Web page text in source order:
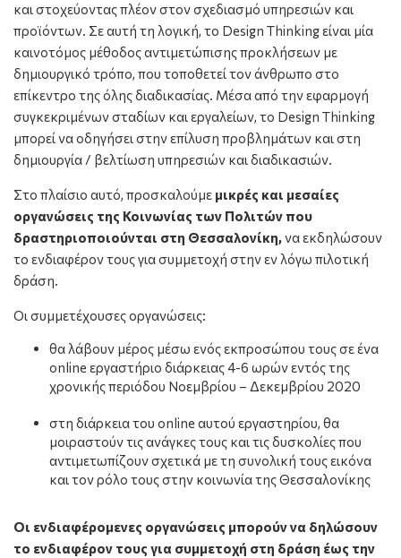
και στοχεύοντας πλέον στον σχεδιασμό υπηρεσιών και
προϊόντων. Σε αυτή τη λογική, το Design Thinking είναι μία
καινοτόμος μέθοδος αντιμετώπισης προκλήσεων με
δημιουργικό τρόπο, που τοποθετεί τον άνθρωπο στο
επίκεντρο της όλης διαδικασίας. Μέσα από την εφαρμογή
συγκεκριμένων σταδίων και εργαλείων, το Design Thinking
μπορεί να οδηγήσει στην επίλυση προβλημάτων και στη
δημιουργία / βελτίωση υπηρεσιών και διαδικασιών.
Στο πλαίσιο αυτό, προσκαλούμε μικρές και μεσαίες
οργανώσεις της Κοινωνίας των Πολιτών που
δραστηριοποιούνται στη Θεσσαλονίκη,να εκδηλώσουν
το ενδιαφέρον τους για συμμετοχή στην εν λόγω πιλοτική
δράση.
Οι συμμετέχουσες οργανώσεις:
θα λάβουν μέρος μέσω ενός εκπροσώπου τους σε ένα
online εργαστήριο διάρκειας 4-6 ωρών εντός της
χρονικής περιόδου Νοεμβρίου – Δεκεμβρίου 2020
στη διάρκεια του online αυτού εργαστηρίου, θα
μοιραστούν τις ανάγκες τους και τις δυσκολίες που
αντιμετωπίζουν σχετικά με τη συνολική τους εικόνα
και τον ρόλο τους στην κοινωνία της Θεσσαλονίκης
Οι ενδιαφέρομενες οργανώσεις μπορούν να δηλώσουν
το ενδιαφέρον τους για συμμετοχή στη δράση έως την